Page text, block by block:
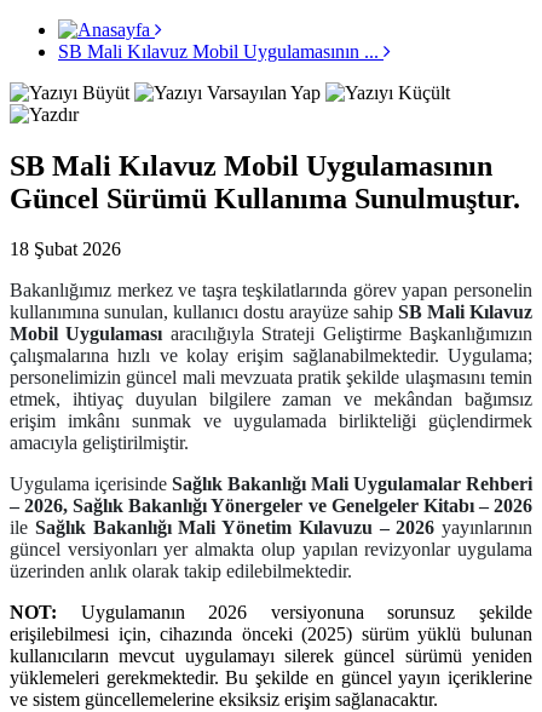
SB Mali Kılavuz Mobil Uygulamasının ...
SB Mali Kılavuz Mobil Uygulamasının
Güncel Sürümü Kullanıma Sunulmuştur.
18 Şubat 2026
Bakanlığımız merkez ve taşra teşkilatlarında görev yapan personelin
kullanımına sunulan, kullanıcı dostu arayüze sahip SB Mali Kılavuz
Mobil Uygulamasıaracılığıyla Strateji Geliştirme Başkanlığımızın
çalışmalarına hızlı ve kolay erişim sağlanabilmektedir. Uygulama;
personelimizin güncel mali mevzuata pratik şekilde ulaşmasını temin
etmek, ihtiyaç duyulan bilgilere zaman ve mekândan bağımsız
erişim imkânı sunmak ve uygulamada birlikteliği güçlendirmek
amacıyla geliştirilmiştir.
Uygulama içerisinde Sağlık Bakanlığı Mali Uygulamalar Rehberi
– 2026, Sağlık Bakanlığı Yönergeler ve Genelgeler Kitabı – 2026
ile Sağlık Bakanlığı Mali Yönetim Kılavuzu – 2026 yayınlarının
güncel versiyonları yer almakta olup yapılan revizyonlar uygulama
üzerinden anlık olarak takip edilebilmektedir.
NOT:
Uygulamanın 2026 versiyonuna sorunsuz şekilde
erişilebilmesi için, cihazında önceki (2025) sürüm yüklü bulunan
kullanıcıların mevcut uygulamayı silerek güncel sürümü yeniden
yüklemeleri gerekmektedir. Bu şekilde en güncel yayın içeriklerine
ve sistem güncellemelerine eksiksiz erişim sağlanacaktır.